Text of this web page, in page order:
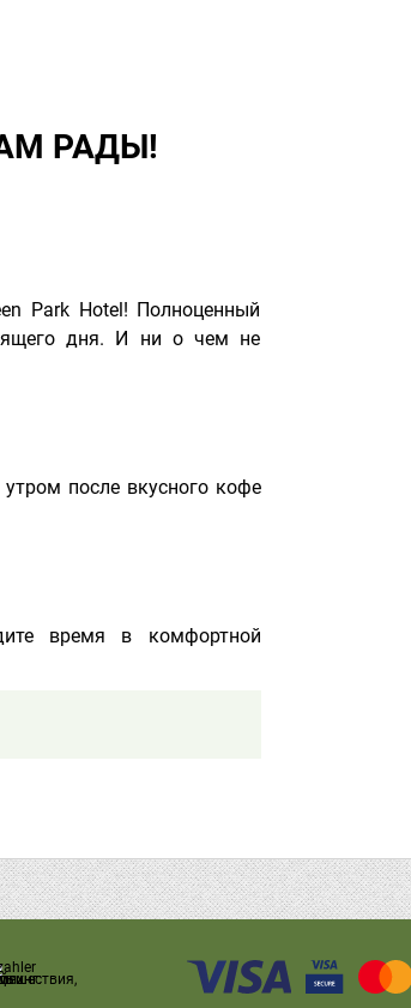
РАДЫ!
Park Hotel! Полноценный
дня. И ни о чем не
после вкусного кофе
время в комфортной